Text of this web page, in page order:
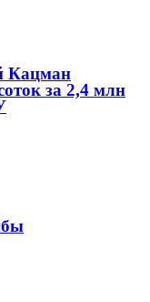
Кацман
за 2,4 млн